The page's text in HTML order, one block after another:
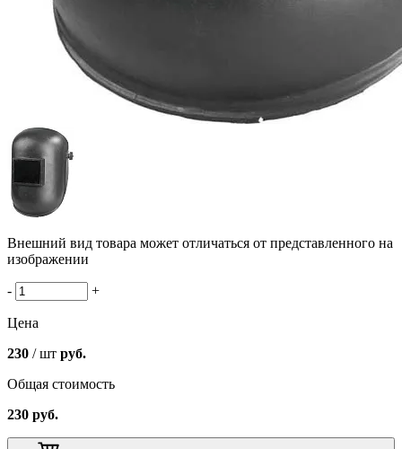
Внешний вид товара может отличаться от представленного на
изображении
- +
Цена
230 / шт руб.
Общая стоимость
230 руб.